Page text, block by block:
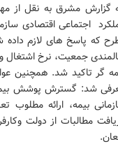
گزارش مشرق به نقل از
اجتماعی اقتصادی
که پاسخ های لازم
جمعیت، نرخ اشتغال
گر تاکید شد. همچنین
شد: گسترش پوشش بیمه
بیمه، ارائه
مطالبات از دولت